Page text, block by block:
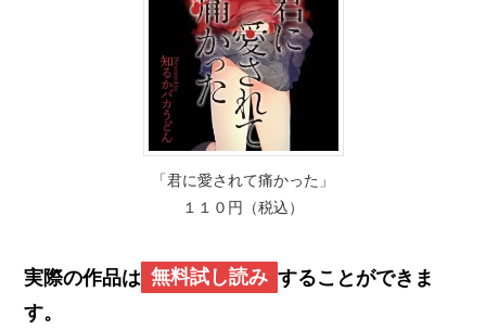
「君に愛されて痛かった」
１１０円（税込）
実際の作品は 無料試し読み することができま
す。